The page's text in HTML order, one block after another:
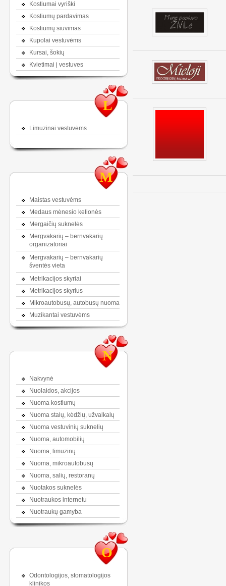
Kostiumai vyriški
Kostiumų pardavimas
Kostiumų siuvimas
Kupolai vestuvėms
Kursai, šokių
Kvietimai į vestuves
L
Limuzinai vestuvėms
M
Maistas vestuvėms
Medaus mėnesio kelionės
Mergaičių suknelės
Mergvakarių – bernvakarių
organizatoriai
Mergvakarių – bernvakarių
šventės vieta
Metrikacijos skyriai
Metrikacijos skyrius
Mikroautobusų, autobusų nuoma
Muzikantai vestuvėms
N
Nakvynė
Nuolaidos, akcijos
Nuoma kostiumų
Nuoma stalų, kėdžių, užvalkalų
Nuoma vestuvinių suknelių
Nuoma, automobilių
Nuoma, limuzinų
Nuoma, mikroautobusų
Nuoma, salių, restoranų
Nuotakos suknelės
Nuotraukos internetu
Nuotraukų gamyba
O
Odontologijos, stomatologijos
klinikos